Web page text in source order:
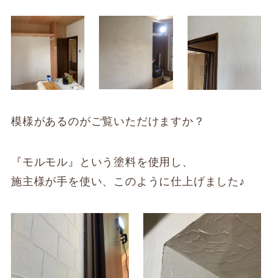
模様があるのがご覧いただけますか？
『モルモル』という塗料を使用し、
施主様が手を使い、このように仕上げました♪